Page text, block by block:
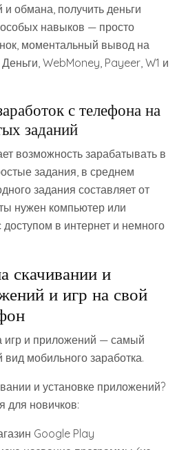
обмана, получить деньги
навыков — просто
моментальный вывод на
WebMoney, Payeer, W1 и
с телефона на
заданий
возможность зарабатывать в
задания, в среднем
задания составляет от
нужен компьютер или
в интернет и немного
скачивании и
и игр на свой
игр и приложений — самый
мобильного заработка.
и установке приложений?
для новичков:
Google Play